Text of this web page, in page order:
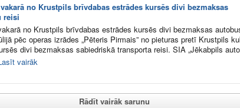
no Krustpils brīvdabas estrādes kursēs divi bezmaksas
reisi
no Krustpils brīvdabas estrādes kursēs divi bezmaksas
pēc operas izrādes „Pēteris Pirmais” no pieturas pretī Krustpils
divi bezmaksas sabiedriskā transporta reisi. SIA „Jēkabpils
vairāk
Rādīt vairāk sarunu